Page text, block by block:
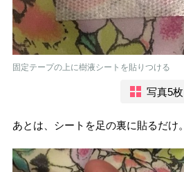
固定テープの上に樹液シートを貼りつける
写真5枚
あとは、シートを足の裏に貼るだけ。